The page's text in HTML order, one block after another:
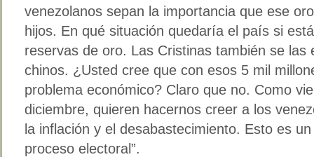
venezolanos sepan la importancia que ese
hijos. En qué situación quedaría el país si
reservas de oro. Las Cristinas también se las
chinos. ¿Usted cree que con esos 5 mil
problema económico? Claro que no. Como
diciembre, quieren hacernos creer a los
la inflación y el desabastecimiento. Esto es
proceso electoral”.